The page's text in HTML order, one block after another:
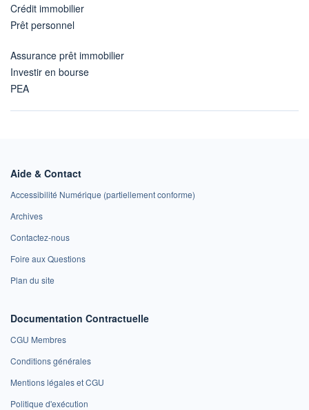
Crédit immobilier
Prêt personnel
Assurance prêt immobilier
Investir en bourse
PEA
Aide & Contact
Accessibilité Numérique (partiellement conforme)
Archives
Contactez-nous
Foire aux Questions
Plan du site
Documentation Contractuelle
CGU Membres
Conditions générales
Mentions légales et CGU
Politique d'exécution